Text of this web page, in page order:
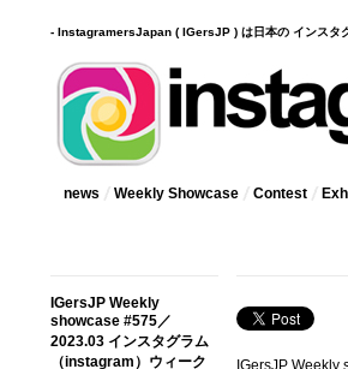
- InstagramersJapan ( IGersJP ) は日本の インスタ
news Weekly Showcase Contest
IGersJP Weekly
showcase #575／
2023.03 インスタグラム
（instagram）ウィーク
IGersJPWeekly